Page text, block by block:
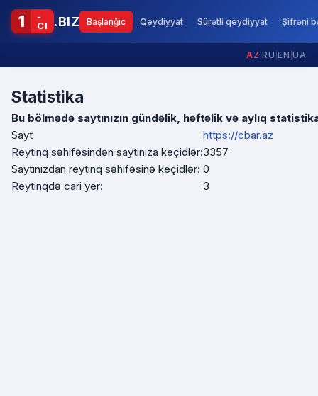
1
-
CI
.BIZ Başlanğıc Qeydiyyat Sürətli qeydiyyat Şifrəni
AZ RU EN UA
Statistika
Bu bölmədə saytınızın gündəlik, həftəlik və aylıq
Sayt
https://cbar.az
Reytinq səhifəsindən saytınıza keçidlər:3357
Saytınızdan reytinq səhifəsinə keçidlər: 0
Reytinqdə cari yer:
3